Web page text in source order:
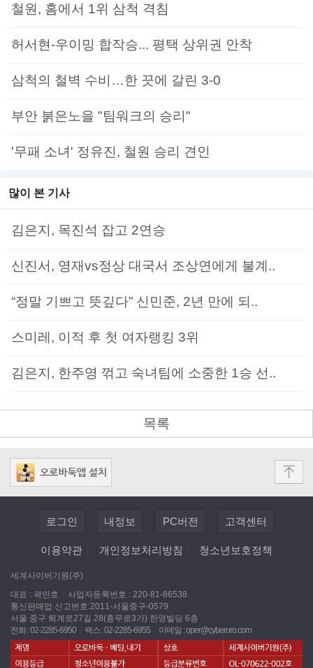
철원, 홈에서 1위 삼척 격침
허서현-우이밍 합작승... 평택 상위권 안착
삼척의 철벽 수비…한 끗에 갈린 3-0
부안 붉은노을 "팀워크의 승리"
'무패 소녀' 정유진, 철원 승리 견인
많이 본 기사
김은지, 목진석 잡고 2연승
신진서, 영재vs정상 대국서 조상연에게 불계..
“정말 기쁘고 뜻깊다” 신민준, 2년 만에 되..
스미레, 이적 후 첫 여자랭킹 3위
김은지, 한주영 꺾고 숙녀팀에 소중한 1승 선..
목록
로그인 내정보 PC버전 고객센터
이용약관 개인정보처리방침 청소년보호정책
세계사이버기원(주)
대표 : 곽민호
사업자등록번호 : 220-81-86538
통신판매업 신고번호:2011-서울중구-0579
서울 중구 퇴계로27길 28(충무로3가) 한영빌딩 6층
전화 : 02-2285-6950
팩스 : 02-2285-6955 이메일 :oper@cyberoro.com